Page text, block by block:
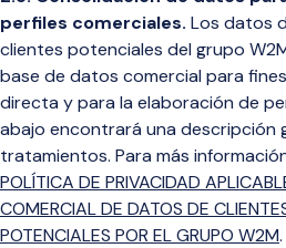
perfiles comerciales. Los datos
clientes potenciales del grupo
base de datos comercial para
directa y para la elaboración de
abajo encontrará una descripción
tratamientos. Para más
POLÍTICA DE PRIVACIDAD
COMERCIAL DE DATOS DE
POTENCIALES POR EL GRUPO W2M.